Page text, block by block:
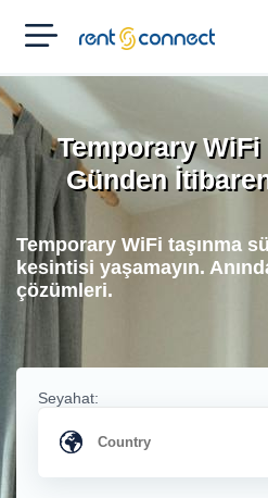
RENT'N
CONNECT
Temporary WiFi
Günden
Temporary WiFi taşınma
kesintisi yaşamayın.
çözümleri.
Seyahat: